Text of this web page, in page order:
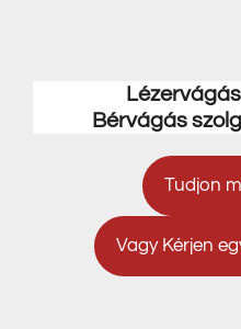
Bérvágás
Tudjon
Vagy Kérjen